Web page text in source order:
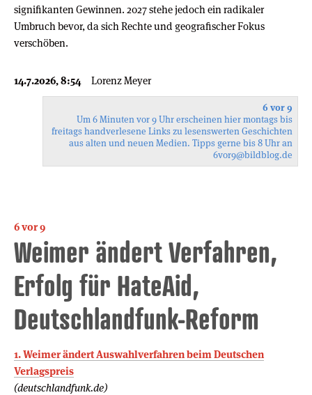
signifikanten Gewinnen. 2027 stehe jedoch ein radikaler
Umbruch bevor, da sich Rechte und geografischer Fokus
verschöben.
14.7.2026, 8:54 Lorenz Meyer
6 vor 9
Um 6 Minuten vor 9 Uhr erscheinen hier montags bis
freitags handverlesene Links zu lesenswerten Geschichten
aus alten und neuen Medien. Tipps gerne bis 8 Uhr an
6vor9@bildblog.de
6 vor 9
Weimer ändert Verfahren,
Erfolg für HateAid,
Deutschlandfunk-Reform
1. Weimer ändert Auswahlverfahren beim Deutschen
Verlagspreis
(deutschlandfunk.de)